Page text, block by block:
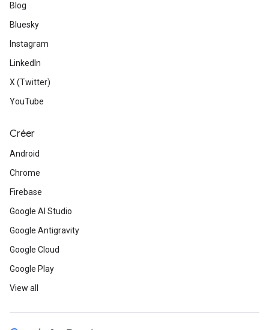
Blog
Bluesky
Instagram
LinkedIn
X (Twitter)
YouTube
Créer
Android
Chrome
Firebase
Google AI Studio
Google Antigravity
Google Cloud
Google Play
View all